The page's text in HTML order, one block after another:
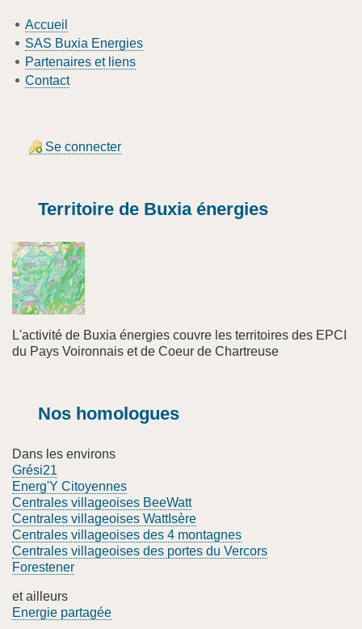
Accueil
SAS Buxia Energies
Partenaires et liens
Contact
Se connecter
Territoire de Buxia énergies
L'activité de Buxia énergies couvre les territoires des EPCI
du Pays Voironnais et de Coeur de Chartreuse
Nos homologues
Dans les environs
Grési21
Energ'Y Citoyennes
Centrales villageoises BeeWatt
Centrales villageoises WattIsère
Centrales villageoises des 4 montagnes
Centrales villageoises des portes du Vercors
Forestener
et ailleurs
Energie partagée